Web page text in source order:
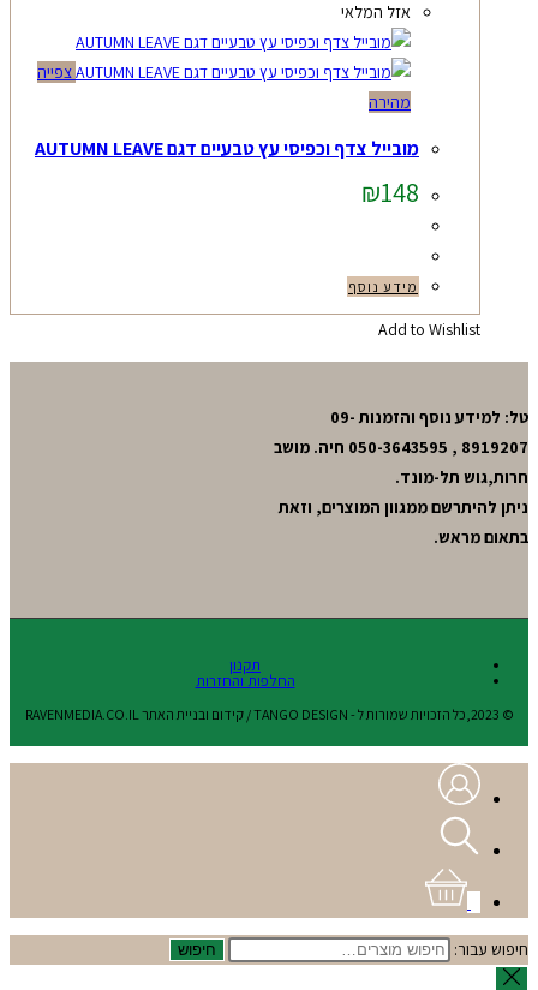
אזל המלאי
צפייה
מהירה
מובייל צדף וכפיסי עץ טבעיים דגם AUTUMN LEAVE
₪148
מידע נוסף
Add to Wishlist
טל: למידע נוסף והזמנות 09-
8919207 , 050-3643595 חיה. מושב
חרות,גוש תל-מונד.
ניתן להיתרשם ממגוון המוצרים, וזאת
בתאום מראש.
תקנון
החלפות והחזרות
© 2023,כל הזכויות שמורות ל - TANGO DESIGN / קידום ובניית האתר RAVENMEDIA.CO.IL
חיפוש עבור: חיפוש